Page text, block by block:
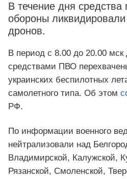
В течение дня средства
обороны
дронов.
В период с 8.00 до 20.00
средствами ПВО
украинских беспилотных
самолетного типа. Об этом
РФ.
По информации военного
нейтрализовали над
Владимирской, Калужской,
Рязанской, Смоленской,